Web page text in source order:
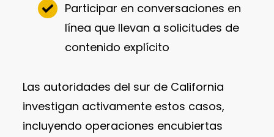
Participar en conversaciones en
línea que llevan a solicitudes de
contenido explícito
Las autoridades del sur de California
investigan activamente estos casos,
incluyendo operaciones encubiertas